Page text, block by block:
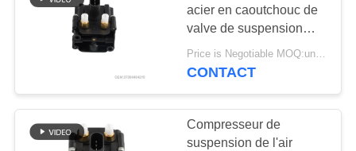
CONTACTER
NOUVELLES
BMW aèrent des
pièces de
suspension
334
acier en caoutchouc de
valve de suspension
d'air pour BMW F01 F02
F07 F10 F11
CONTACT
Compresseur de
suspension de l'air